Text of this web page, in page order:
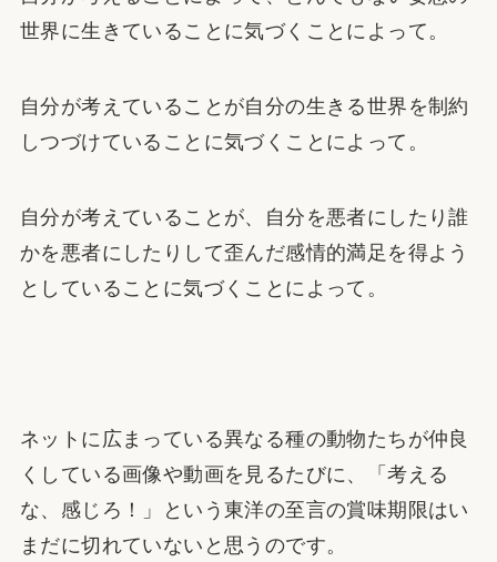
世界に生きていることに気づくことによって。
自分が考えていることが自分の生きる世界を制約
しつづけていることに気づくことによって。
自分が考えていることが、自分を悪者にしたり誰
かを悪者にしたりして歪んだ感情的満足を得よう
としていることに気づくことによって。
ネットに広まっている異なる種の動物たちが仲良
くしている画像や動画を見るたびに、「考える
な、感じろ！」という東洋の至言の賞味期限はい
まだに切れていないと思うのです。